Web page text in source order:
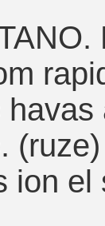
havas
ion el